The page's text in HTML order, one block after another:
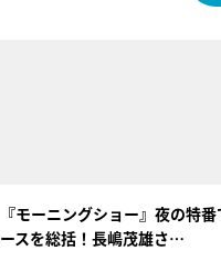
『モーニングショー』夜の特
ースを総括！長嶋茂雄さ…